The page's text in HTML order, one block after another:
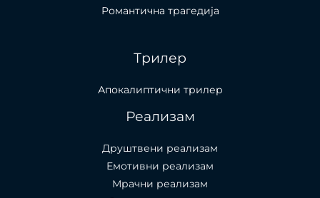
Романтична трагедија
Трилер
Апокалиптични трилер
Реализам
Друштвени реализам
Емотивни реализам
Мрачни реализам